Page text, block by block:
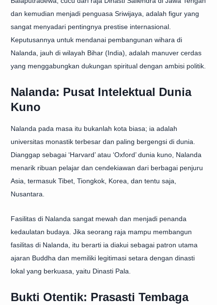
dan kemudian menjadi penguasa Sriwijaya, adalah figur yang
sangat menyadari pentingnya prestise internasional.
Keputusannya untuk mendanai pembangunan wihara di
Nalanda, jauh di wilayah Bihar (India), adalah manuver cerdas
yang menggabungkan dukungan spiritual dengan ambisi politik.
Nalanda: Pusat Intelektual Dunia
Kuno
Nalanda pada masa itu bukanlah kota biasa; ia adalah
universitas monastik terbesar dan paling bergengsi di dunia.
Dianggap sebagai ‘Harvard’ atau ‘Oxford’ dunia kuno, Nalanda
menarik ribuan pelajar dan cendekiawan dari berbagai penjuru
Asia, termasuk Tibet, Tiongkok, Korea, dan tentu saja,
Nusantara.
Fasilitas di Nalanda sangat mewah dan menjadi penanda
kedaulatan budaya. Jika seorang raja mampu membangun
fasilitas di Nalanda, itu berarti ia diakui sebagai patron utama
ajaran Buddha dan memiliki legitimasi setara dengan dinasti
lokal yang berkuasa, yaitu Dinasti Pala.
Bukti Otentik: Prasasti Tembaga